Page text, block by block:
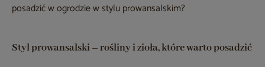
posadzić w ogrodzie w stylu prowansalskim?
Styl prowansalski – rośliny i zioła, które warto posadzić